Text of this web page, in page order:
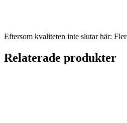
Eftersom kvaliteten inte slutar här:
Relaterade produkter